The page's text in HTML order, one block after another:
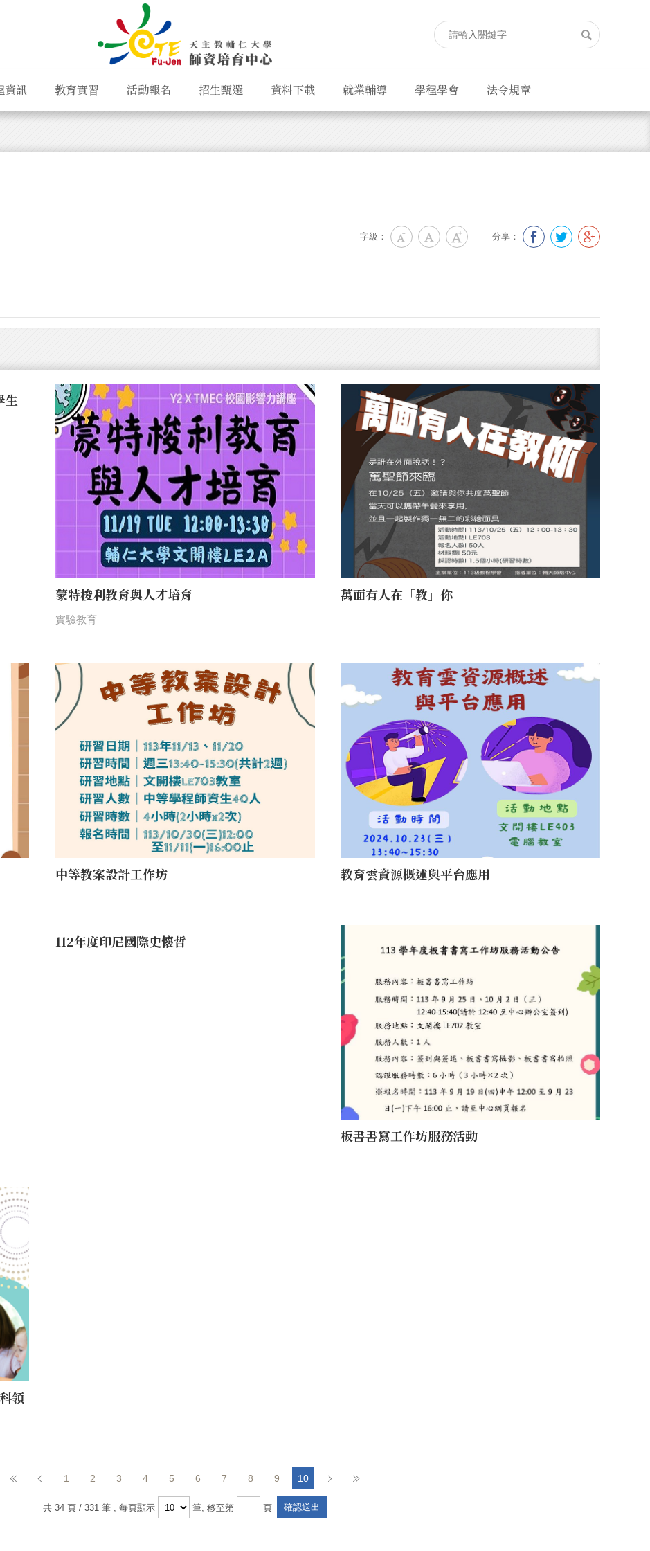
資訊 教育實習 活動報名 招生甄選 資料下載 就業輔導 學程學會 法令規章
字級： 分享：
生
蒙特梭利教育與人才培育
實驗教育
萬面有人在「教」你
中等教案設計工作坊 教育雲資源概述與平台應用
112年度印尼國際史懷哲
板書書寫工作坊服務活動
領
1 2 3 4 5 6 7 8 9 10
共 34 頁 / 331 筆 , 每頁顯示 筆, 移至第 頁